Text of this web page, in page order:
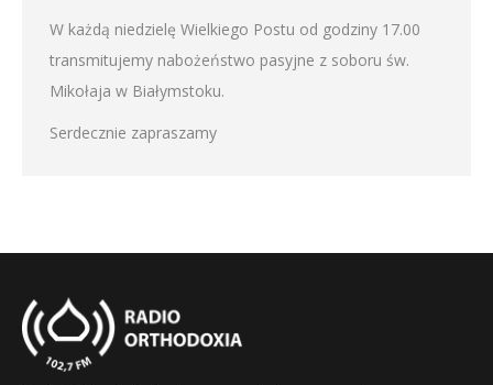
W każdą niedzielę Wielkiego Postu od godziny 17.00
transmitujemy nabożeństwo pasyjne z soboru św.
Mikołaja w Białymstoku.
Serdecznie zapraszamy